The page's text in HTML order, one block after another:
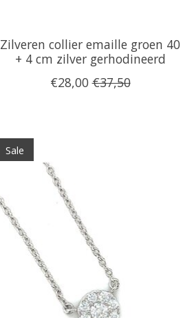
Zilveren collier emaille groen 40
+ 4 cm zilver gerhodineerd
€28,00 €37,50
Sale